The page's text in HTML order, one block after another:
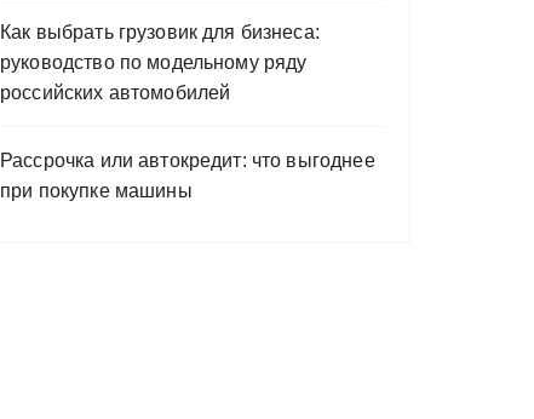
Как выбрать грузовик для бизнеса:
руководство по модельному ряду
российских автомобилей
Рассрочка или автокредит: что выгоднее
при покупке машины